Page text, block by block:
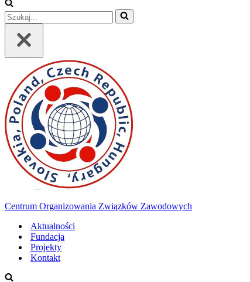
Szukaj...
Centrum Organizowania Związków Zawodowych
Aktualności
Fundacja
Projekty
Kontakt